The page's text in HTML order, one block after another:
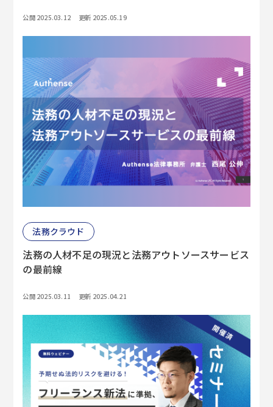
公開 2025.03.12 更新 2025.05.19
法務クラウド
法務の人材不足の現況と法務アウトソースサービス
の最前線
公開 2025.03.11 更新 2025.04.21